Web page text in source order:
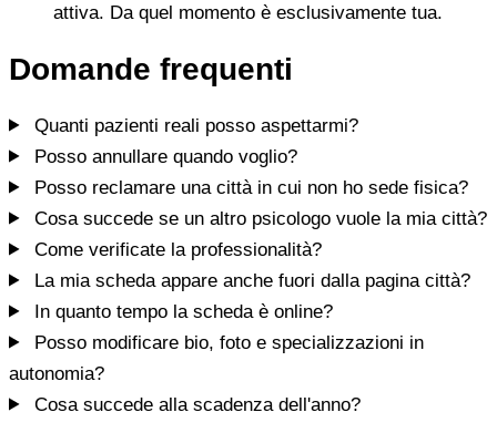
attiva. Da quel momento è esclusivamente tua.
Domande frequenti
Quanti pazienti reali posso aspettarmi?
Posso annullare quando voglio?
Posso reclamare una città in cui non ho sede fisica?
Cosa succede se un altro psicologo vuole la mia città?
Come verificate la professionalità?
La mia scheda appare anche fuori dalla pagina città?
In quanto tempo la scheda è online?
Posso modificare bio, foto e specializzazioni in
autonomia?
Cosa succede alla scadenza dell'anno?